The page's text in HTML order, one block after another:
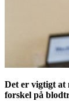
Det er vigtigt at
forskel på